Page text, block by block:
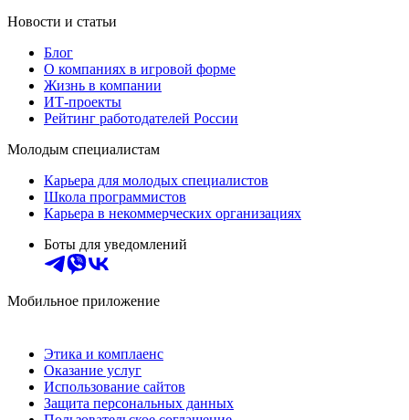
Новости и статьи
Блог
О компаниях в игровой форме
Жизнь в компании
ИТ-проекты
Рейтинг работодателей России
Молодым специалистам
Карьера для молодых специалистов
Школа программистов
Карьера в некоммерческих организациях
Боты для уведомлений
Мобильное приложение
Этика и комплаенс
Оказание услуг
Использование сайтов
Защита персональных данных